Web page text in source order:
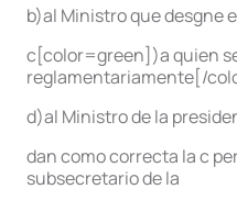
b)al Ministro que desgne
c[color=green])a quien
reglamentariamente[/
d)al Ministro de la
dan como correcta la c
subsecretario de la